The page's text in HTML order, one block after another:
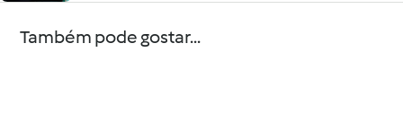
Também pode gostar...